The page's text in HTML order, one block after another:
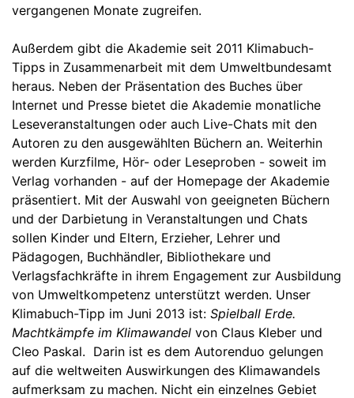
vergangenen Monate zugreifen.
Außerdem gibt die Akademie seit 2011 Klimabuch-
Tipps in Zusammenarbeit mit dem Umweltbundesamt
heraus. Neben der Präsentation des Buches über
Internet und Presse bietet die Akademie monatliche
Leseveranstaltungen oder auch Live-Chats mit den
Autoren zu den ausgewählten Büchern an. Weiterhin
werden Kurzfilme, Hör- oder Leseproben - soweit im
Verlag vorhanden - auf der Homepage der Akademie
präsentiert. Mit der Auswahl von geeigneten Büchern
und der Darbietung in Veranstaltungen und Chats
sollen Kinder und Eltern, Erzieher, Lehrer und
Pädagogen, Buchhändler, Bibliothekare und
Verlagsfachkräfte in ihrem Engagement zur Ausbildung
von Umweltkompetenz unterstützt werden. Unser
Klimabuch-Tipp im Juni 2013 ist: Spielball Erde.
Machtkämpfe im Klimawandel von Claus Kleber und
Cleo Paskal. Darin ist es dem Autorenduo gelungen
auf die weltweiten Auswirkungen des Klimawandels
aufmerksam zu machen. Nicht ein einzelnes Gebiet